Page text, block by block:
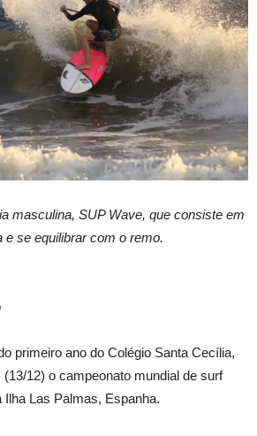
masculina, SUP Wave, que consiste em
e se equilibrar com o remo.
primeiro ano do Colégio Santa Cecília,
12) o campeonato mundial de surf
Ilha Las Palmas, Espanha.